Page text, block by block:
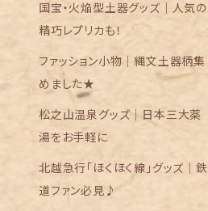
国宝・火焔型土器グッズ｜人気の
精巧レプリカも！
ファッション小物｜縄文土器柄集
めました★
松之山温泉グッズ｜日本三大薬
湯をお手軽に
北越急行「ほくほく線」グッズ｜鉄
道ファン必見♪